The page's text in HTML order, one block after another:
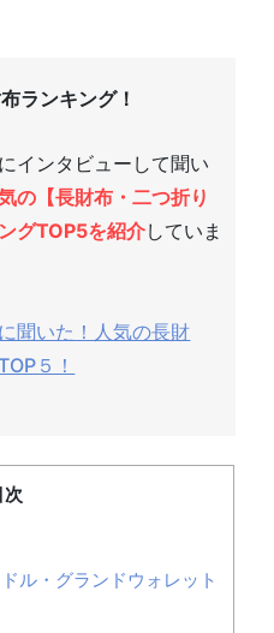
ランキング！
インタビューして聞い
の【長財布・二つ折り
グTOP5を紹介していま
聞いた！人気の長財
５！
次
ル・グランドウォレット